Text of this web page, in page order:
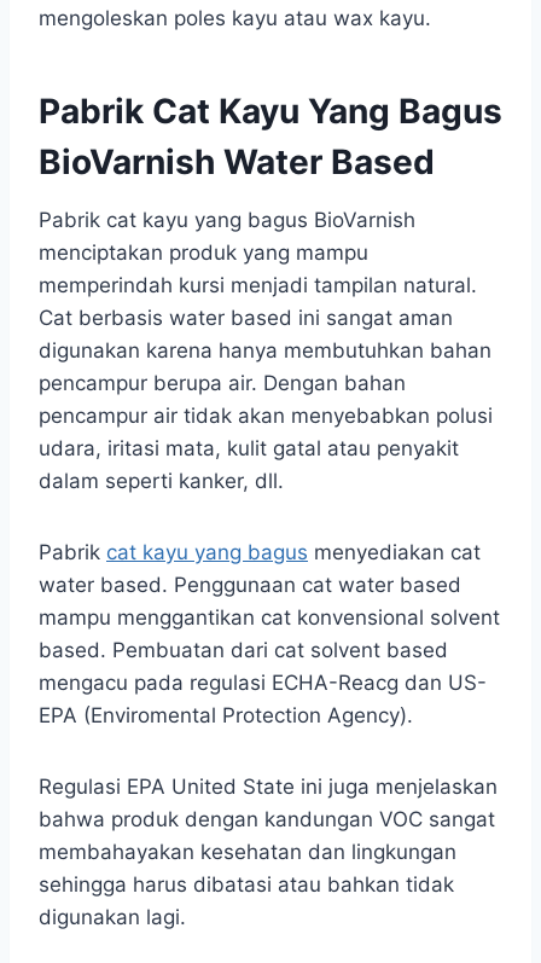
mengoleskan poles kayu atau wax kayu.
Pabrik Cat Kayu Yang Bagus
BioVarnish Water Based
Pabrik cat kayu yang bagus BioVarnish
menciptakan produk yang mampu
memperindah kursi menjadi tampilan natural.
Cat berbasis water based ini sangat aman
digunakan karena hanya membutuhkan bahan
pencampur berupa air. Dengan bahan
pencampur air tidak akan menyebabkan polusi
udara, iritasi mata, kulit gatal atau penyakit
dalam seperti kanker, dll.
Pabrik cat kayu yang bagus menyediakan cat
water based. Penggunaan cat water based
mampu menggantikan cat konvensional solvent
based. Pembuatan dari cat solvent based
mengacu pada regulasi ECHA-Reacg dan US-
EPA (Enviromental Protection Agency).
Regulasi EPA United State ini juga menjelaskan
bahwa produk dengan kandungan VOC sangat
membahayakan kesehatan dan lingkungan
sehingga harus dibatasi atau bahkan tidak
digunakan lagi.